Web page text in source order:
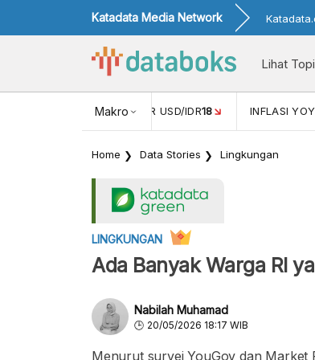
Katadata Media Network
Lihat
Makro
NILAI TUKAR USD/IDR18 INFLASI
Home Data Stories Lingkungan
LINGKUNGAN
Ada Banyak Warga RI
Nabilah Muhamad
20/05/2026 18:17 WIB
Menurut survei YouGov dan Market